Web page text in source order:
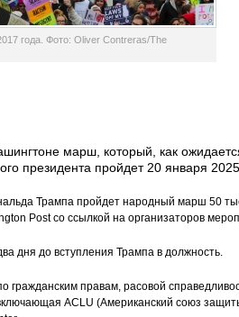
года. Фото: Oliver Contreras/The
марш, который, как
президента пройдет 20 января
Трампа пройдет народный марш 50
Post со ссылкой на организаторов
дня до вступления Трампа в должность.
гражданским правам, расовой
ACLU (Американский союз